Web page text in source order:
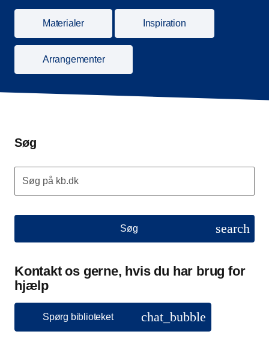
Materialer Inspiration
Arrangementer
Søg
Søg på kb.dk
Søg search
Kontakt os gerne, hvis du har brug for
hjælp
Spørg biblioteket chat_bubble